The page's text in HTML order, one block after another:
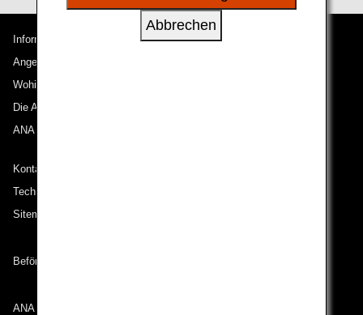
Informationen zu ANA
Angebote und Ankündigungen
Wohin wir reisen
Die ANA Experience
ANA Mileage Club
Kontakt zu ANA
Technische Hilfe (Barrierefreiheit)
Sitemap
Beförderungsbedingungen
ANA Group
Abbrechen